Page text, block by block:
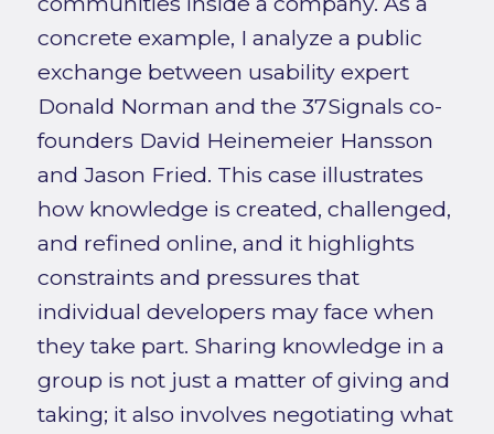
concrete example, I analyze a public
exchange between usability expert
Donald Norman and the 37Signals co-
founders David Heinemeier Hansson
and Jason Fried. This case illustrates
how knowledge is created, challenged,
and refined online, and it highlights
constraints and pressures that
individual developers may face when
they take part. Sharing knowledge in a
group is not just a matter of giving and
taking; it also involves negotiating what